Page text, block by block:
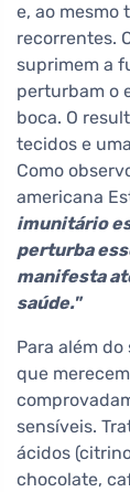
e, ao mesmo
recorrentes.
suprimem a
perturbam o
boca. O
tecidos e
Como
americana
imunitário
perturba
manifesta
saúde."
Para além
que
sensíveis.
ácidos
chocolate,